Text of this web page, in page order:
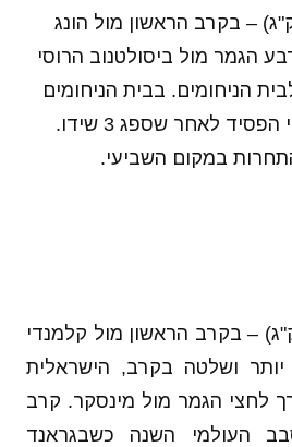
ק"ג) – בקרב הראשון מול הונג
הגמר מול ביסולטנוב הרוסי
הניחומים. בבית הניחומים
מול קורבונוב האוזבקי הפסיד לאחר שספג 3 שידו.
במקום השביעי.
ק"ג) – בקרב הראשון מול קלמנדי
יותר ושלטה בקרב, הישראלית
בדרך לחצי הגמר מול מינסקר. קרב
העולמי השנה כשבגראנד